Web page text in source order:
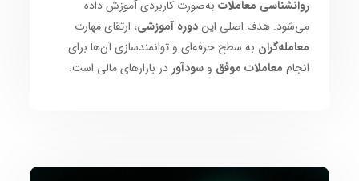
روانشناسی معاملات به‌صورت کاربردی آموزش داده
می‌شود. هدف اصلی ایندوره آموزشی، ارتقای مهارت
معامله‌گران به سطح حرفه‌ای و توانمندسازی آن‌ها برای
انجام معاملات موفق وسودآور در بازارهای مالی است.